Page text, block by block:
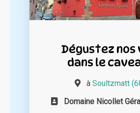
Dégustez nos
dans le
à Soultzmatt
Domaine Nicollet